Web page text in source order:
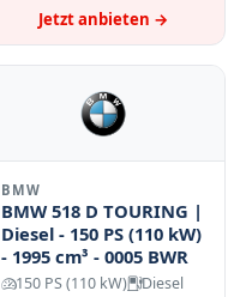
Jetzt anbieten →
BMW
BMW 518 D TOURING |
Diesel - 150 PS (110 kW)
- 1995 cm³ - 0005 BWR
150 PS (110 kW) Diesel